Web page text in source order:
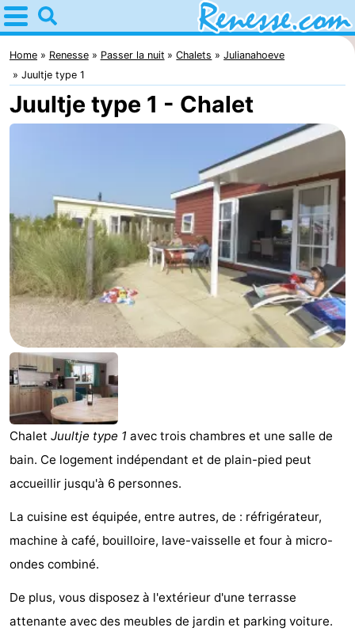
Home
Renesse
Astuces
Avec
enfants
nuit
Appartements
-
Port
Greve
-
Zeeuwse
Kust
Campings
Chambre
d'hôtes
Chaumières
-
Buitenheem
-
De
Oase
-
Duinoord
-
Livingstone
-
Home Renesse Passer la nuit Chalets
Julianahoeve
Juultje type 1
Juultje type 1 - Chalet
Chalet Juultje type 1 avec trois chambres et une salle de
bain. Ce logement indépendant et de plain-pied peut
accueillir jusqu'à 6 personnes.
La cuisine est équipée, entre autres, de : réfrigérateur,
machine à café, bouilloire, lave-vaisselle et four à micro-
ondes combiné.
De plus, vous disposez à l'extérieur d'une terrasse
attenante avec des meubles de jardin et parking voiture.